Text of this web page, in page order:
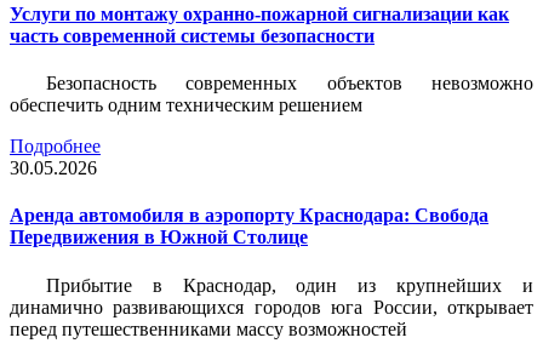
Услуги по монтажу охранно-пожарной сигнализации как
часть современной системы безопасности
Безопасность современных объектов невозможно
обеспечить одним техническим решением
Подробнее
30.05.2026
Аренда автомобиля в аэропорту Краснодара: Свобода
Передвижения в Южной Столице
Прибытие в Краснодар, один из крупнейших и
динамично развивающихся городов юга России, открывает
перед путешественниками массу возможностей